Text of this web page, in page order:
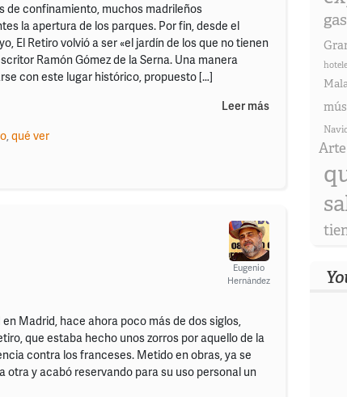
de confinamiento, muchos madrileños
la apertura de los parques. Por fin, desde el
El Retiro volvió a ser «el jardín de los que no tienen
Ramón Gómez de la Serna. Una manera
con este lugar histórico, propuesto […]
Leer más
qué ver
Eugenio
Hernández
Madrid, hace ahora poco más de dos siglos,
que estaba hecho unos zorros por aquello de la
contra los franceses. Metido en obras, ya se
otra y acabó reservando para su uso personal un
Arte